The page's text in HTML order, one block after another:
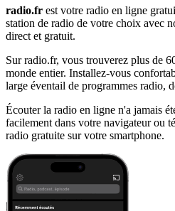
radio.fr est votre radio en ligne
station de radio de votre choix avec
direct et gratuit.
Sur radio.fr, vous trouverez plus de
monde entier. Installez-vous
large éventail de programmes radio,
Écouter la radio en ligne n'a jamais
facilement dans votre navigateur ou
radio gratuite sur votre smartphone.